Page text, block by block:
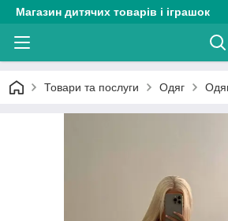
Магазин дитячих товарів і іграшок
Товари та послуги Одяг